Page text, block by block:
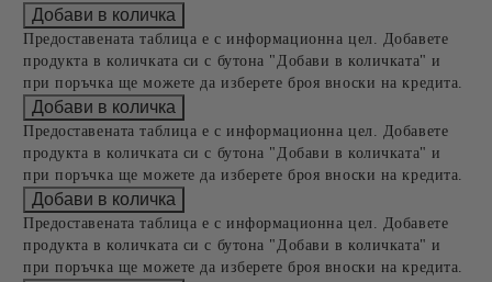
Предоставената таблица е с информационна цел. Добавете
продукта в количката си с бутона "Добави в количката" и
при поръчка ще можете да изберете броя вноски на кредита.
Предоставената таблица е с информационна цел. Добавете
продукта в количката си с бутона "Добави в количката" и
при поръчка ще можете да изберете броя вноски на кредита.
Предоставената таблица е с информационна цел. Добавете
продукта в количката си с бутона "Добави в количката" и
при поръчка ще можете да изберете броя вноски на кредита.